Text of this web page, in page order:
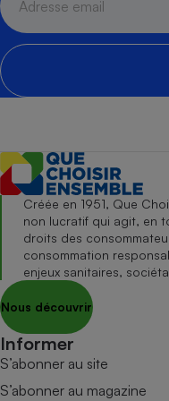
Créée en 1951, Que
non lucratif qui agit, en
droits des
consommation
enjeux sanitaires,
Nous découvrir
Informer
S’abonner au site
S’abonner au magazine